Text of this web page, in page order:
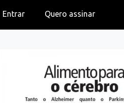
Entrar Quero assinar